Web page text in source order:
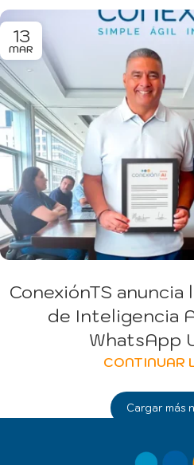
13
MAR
ConexiónTS
de Inteligencia
WhatsApp
CONTINUAR
Cargar más